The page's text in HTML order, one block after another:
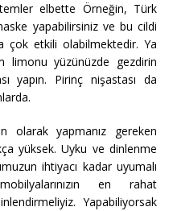
elbette Örneğin, Türk
yapabilirsiniz ve bu cildi
çok etkili olabilmektedir. Ya
limonu yüzünüzde gezdirin
yapın. Pirinç nişastası da
olarak yapmanız gereken
yüksek. Uyku ve dinlenme
ihtiyacı kadar uyumalı
en rahat
Yapabiliyorsak